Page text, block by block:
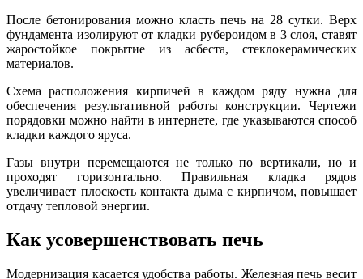
После бетонирования можно класть печь на 28 сутки. Верх
фундамента изолируют от кладки рубероидом в 3 слоя, ставят
жаростойкое покрытие из асбеста, стеклокерамических
материалов.
Схема расположения кирпичей в каждом ряду нужна для
обеспечения результативной работы конструкции. Чертежи
порядовки можно найти в интернете, где указываются способ
кладки каждого яруса.
Газы внутри перемещаются не только по вертикали, но и
проходят горизонтально. Правильная кладка рядов
увеличивает плоскость контакта дыма с кирпичом, повышает
отдачу тепловой энергии.
Как усовершенствовать печь
Модернизация касается удобства работы. Железная печь весит